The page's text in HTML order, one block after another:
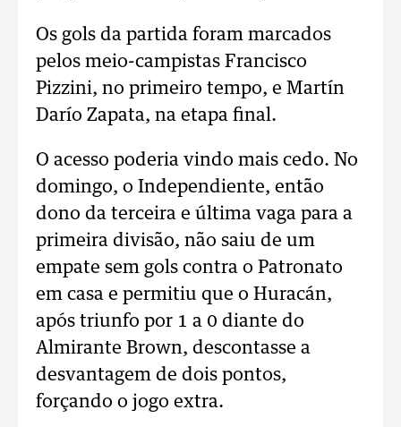
Os gols da partida foram marcados
pelos meio-campistas Francisco
Pizzini, no primeiro tempo, e Martín
Darío Zapata, na etapa final.
O acesso poderia vindo mais cedo. No
domingo, o Independiente, então
dono da terceira e última vaga para a
primeira divisão, não saiu de um
empate sem gols contra o Patronato
em casa e permitiu que o Huracán,
após triunfo por 1 a 0 diante do
Almirante Brown, descontasse a
desvantagem de dois pontos,
forçando o jogo extra.